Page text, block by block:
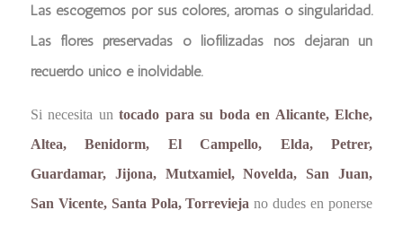
Las escogemos por sus colores, aromas o singularidad.
Las flores preservadas o liofilizadas nos dejaran un
recuerdo único e inolvidable.
Si necesita untocado para su boda en Alicante, Elche,
Altea, Benidorm, El Campello, Elda, Petrer,
Guardamar, Jijona, Mutxamiel, Novelda, San Juan,
San Vicente, Santa Pola, Torrevieja no dudes en ponerse